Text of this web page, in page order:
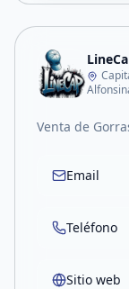
Venta de
Email
Teléfono
Sitio web